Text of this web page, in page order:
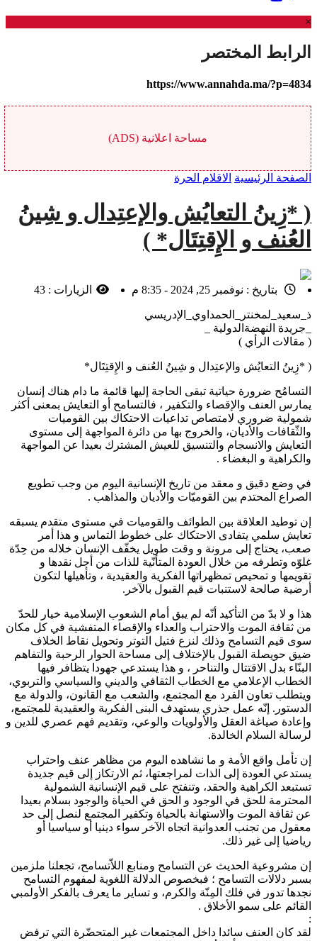
×
الرابط المختصر
https://www.annahda.ma/?p=4834
مساحة اعلانية (ADS)
الصفحة الرئيسية الاقلام الحرة
( *زِينُ التعايُش والإعتِدال و شِينُ
العُنف و الإِقتِتَال* )
بتاريخ : نوفمبر 25, 2024 - 8:35 م الزيارات : 43
ذ_سعيد_لمخنتر_الحمداوي_الإدريسي
_جريدة النهضةالدولية _
( مقالات الرأي )
( *زِينُ التعايُش والإعتِدال و شِينُ العُنف و الإِقتِتَال*
التسامُح ضرورة حياتية تبقى الحاجة إليها قائمة ما دام هناك إنسان
يمارس العنف والإقصاء والتكفير ، فالتسامح أو التعايش بمعنى أكثر
شمولية ضروري لامتصاص تداعيات الاحتكاك بين القوميات
والثّقافات والأديان، والخروج بها من دائرة المواجهة إلى مستوى
التعايش والانسجام والتنسيق للعيش المشترك بعيدا عن المواجهة
والكراهية و البغضاء .
في وضع دقيق و معقد من تاريخ الإنسانية اليوم من وجب تطويع
الصراع المحتدم بين القوميّات والأديان والمذاهب .
إن توطيد العلاقة بين الطوائف والقوميات في مستوى متقدم يسبقه
تعايش سلمي يتفادى الاحتكاك على خطوط التماس و هذا أمر
صعب، يحتاج إلى مرونة و وقت طويل يخفّف الإنسان خلاله من حِدّة
غلوّه وتطرفه من خلال العودة المتأنّية للذات من أجل نقدها و
تقويمها و تمحيص تمظهراتها الفكرية والعقيدية ، وتأهيلها لتكون
أرضية صالحة لاستنبات قيم القبول بالآخر.
هذا و لا بدّ من التأكيد أنّه لم يبق أمام الشعوب الإسلامية خيار للحدّ
من ثقافة الموت والاحتراب والعداء والإقصاء المتفشية في كل مكان
سوى قيم التسامح وذلك لنزع فتيل التوتر وتحويل نقاط الخلاف
ضيق حويصلة القبول بالإختلاف إلى مساحة الحوار الرحبة والتفاهم
البنّاء بدل الاقتتال والتناحر ، و هذا يستدعي جهودا يتظافر فيها
الخطاب الإعلامي مع الخطاب الثقافي والديني والسياسي والتربوي،
ويتطلب تعاون الفرد مع المجتمع، والشعب مع القانون، والدولة مع
الدستور. إنّه عمل جذري يستهدف البنى الفكرية والعقيدية للمجتمع،
وإعادة صياغة العقل والأولويات والوعي، وتقديم فهم عصري للدين و
لرسالة السلام الخالدة.
إن تأمل واقع الأمة و ما نشاهده اليوم من مظاهر عنف واحتراب
يستدعي العودة إلى الذات لمراجعتها، ثم الارتكاز إلى قيم جديدة
تستبعد الكراهية والحقد، وتنفتح على قيم الإنسانية الشمولية
المحترمة للحق في الوجود و الحق في الحياة والوجود بسلام بعيدا
عن ثقافة الموت والاستهانة بالحياة وتكفير المجتمع لنصل إلى حد
معقول من تجنب العدوانية اتجاه الآخر سواء دينيا أو سياسيا أو
رياضيا إلى غير ذلك.
إن مشروعية الحديث عن التسامح ومنابع اللاّتسامح، تجعلنا ملزمين
بسبر دلالات التسامح ؛ فبخصوص الدلالة اللغوية لمفهوم التسامح
نجدها تدور في فلك المِنّة والكرم، و تساير ما يعرف بالفكر الأولمبي
القائم على سمو الأخلاق .
:
لقد كان العنف سائدا داخل المجتمعات غير المتحضّرة التي ترفض